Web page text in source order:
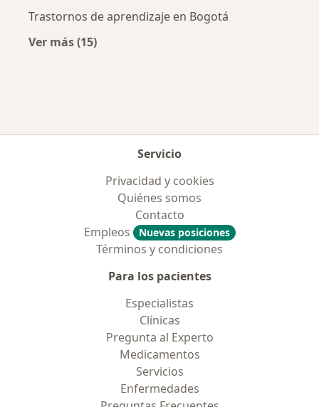
Trastornos de aprendizaje en Bogotá
Ver más (15)
Servicio
Privacidad y cookies
Quiénes somos
Contacto
Empleos
Nuevas posiciones
Términos y condiciones
Para los pacientes
Especialistas
Clínicas
Pregunta al Experto
Medicamentos
Servicios
Enfermedades